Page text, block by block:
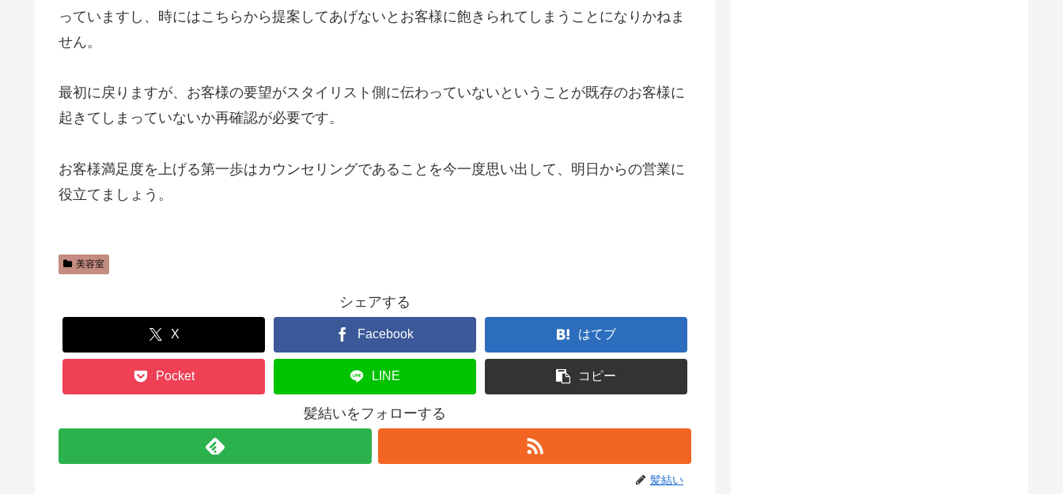
っていますし、時にはこちらから提案してあげないとお客様に飽きられてしまうことになりかねま
せん。
最初に戻りますが、お客様の要望がスタイリスト側に伝わっていないということが既存のお客様に
起きてしまっていないか再確認が必要です。
お客様満足度を上げる第一歩はカウンセリングであることを今一度思い出して、明日からの営業に
役立てましょう。
美容室
シェアする
X Facebook はてブ
Pocket LINE コピー
髪結いをフォローする
髪結い